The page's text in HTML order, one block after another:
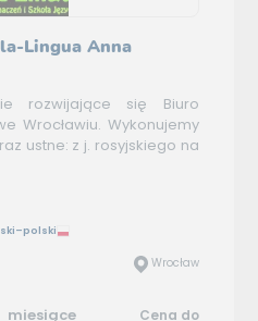
Lingua Anna
rozwijające się Biuro
Wrocławiu. Wykonujemy
ustne: z j. rosyjskiego na
Wrocław
Cena do